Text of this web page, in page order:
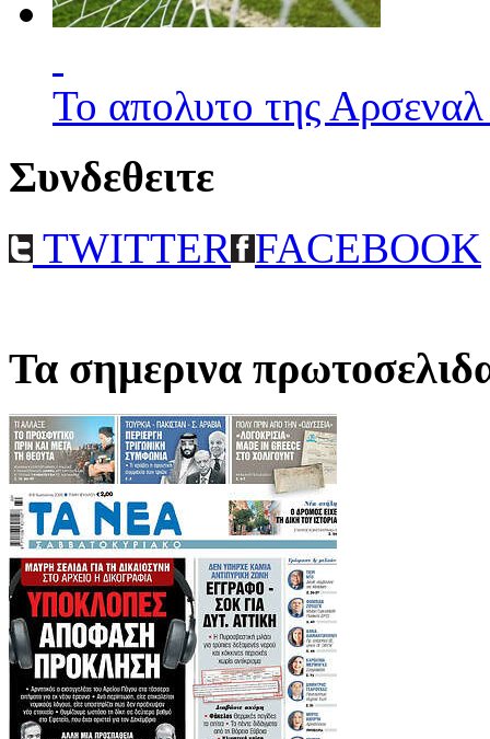
Το απολυτο της
Συνδεθειτε
TWITTER FACEBOOK
Τα σημερινα